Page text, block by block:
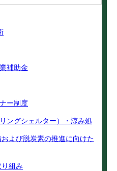
補助金
ー制度
ングシェルター）・涼み処
よび脱炭素の推進に向けた
り組み